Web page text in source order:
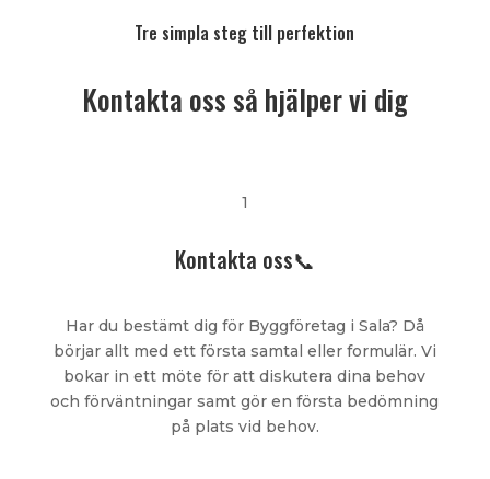
Tre simpla steg till perfektion
Kontakta oss så hjälper vi dig
1
Kontakta oss📞
Har du bestämt dig för Byggföretag i Sala? Då
börjar allt med ett första samtal eller formulär. Vi
bokar in ett möte för att diskutera dina behov
och förväntningar samt gör en första bedömning
på plats vid behov.